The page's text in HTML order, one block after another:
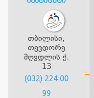
თბილისი,
თევდორე
მღვდლის ქ.
13
(032) 224 00
99